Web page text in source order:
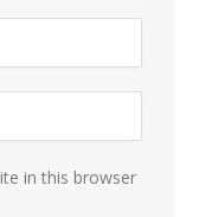
in this browser